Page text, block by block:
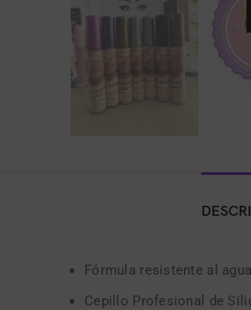
Fórmula resistente al
Cepillo Profesional de